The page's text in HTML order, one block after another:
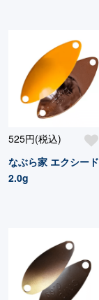
525円(税込)
なぶら家 エクシード
2.0g